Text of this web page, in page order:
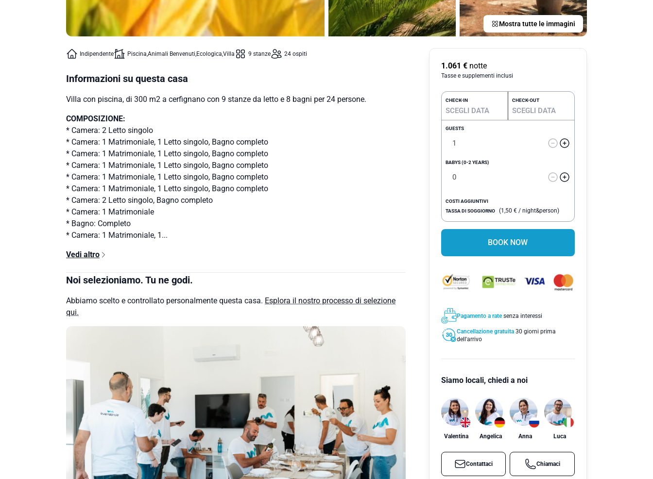
Mostra tutte le immagini
Indipendente Piscina Animali Benvenuti Ecologica Villa 9 stanze 24 ospiti
Informazioni su questa casa
Villa con piscina, di 300 m2 a cerfignano con 9 stanze da letto e 8 bagni per 24 persone.
COMPOSIZIONE:
* Camera: 2 Letto singolo
* Camera: 1 Matrimoniale, 1 Letto singolo, Bagno completo
* Camera: 1 Matrimoniale, 1 Letto singolo, Bagno completo
* Camera: 1 Matrimoniale, 1 Letto singolo, Bagno completo
* Camera: 1 Matrimoniale, 1 Letto singolo, Bagno completo
* Camera: 1 Matrimoniale, 1 Letto singolo, Bagno completo
* Camera: 2 Letto singolo, Bagno completo
* Camera: 1 Matrimoniale
* Bagno: Completo
* Camera: 1 Matrimoniale, 1...
Vedi altro
Noi selezioniamo. Tu ne godi.
Abbiamo scelto e controllato personalmente questa casa. Esplora il nostro processo di selezione
qui.
1.061 € notte
Tasse e supplementi inclusi
CHECK-IN CHECK-OUT
GUESTS
BABYS (0-2 YEARS)
COSTI AGGIUNTIVI
TASSA DI SOGGIORNO
(1,50 €/ night&person)
BOOK NOW
Pagamento a ratesenza interessi
Cancellazione gratuita30 giorni prima
dell'arrivo
Siamo locali, chiedi a noi
Valentina Angelica Anna Luca
Contattaci Chiamaci